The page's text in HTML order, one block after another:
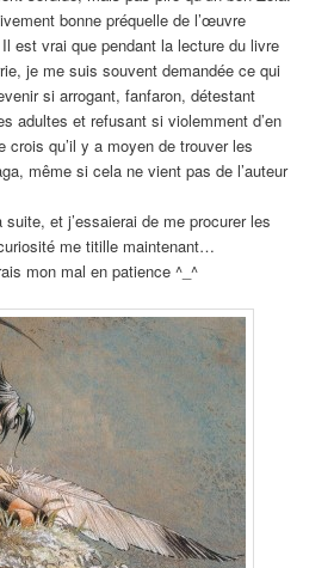
bonne préquelle de l’œuvre
est vrai que pendant la lecture du livre
je me suis souvent demandée ce qui
si arrogant, fanfaron, détestant
adultes et refusant si violemment d’en
crois qu’il y a moyen de trouver les
même si cela ne vient pas de l’auteur
suite, et j’essaierai de me procurer les
me titille maintenant…
mon mal en patience ^_^